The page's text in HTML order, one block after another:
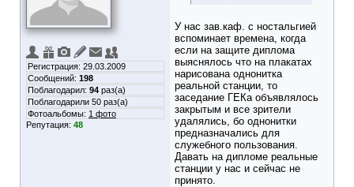
Регистрация: 29.03.2009
Сообщений: 198
Поблагодарил: 94 раз(а)
Поблагодарили 50 раз(а)
Фотоальбомы: 1 фото
Репутация: 48
У нас зав.каф. с ностальгией
вспоминает времена, когда
если на защите диплома
выяснялось что на плакатах
нарисована однонитка
реальной станции, то
заседание ГЕКа объявлялось
закрытым и все зрители
удалялись, бо однонитки
предназначались для
служебного пользования.
Давать на дипломе реальные
станции у нас и сейчас не
принято.